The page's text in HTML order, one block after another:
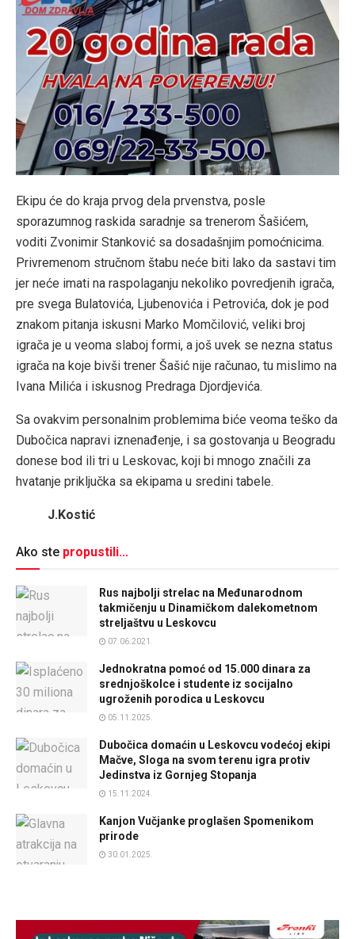
Ekipu će do kraja prvog dela prvenstva, posle
sporazumnog raskida saradnje sa trenerom Šašićem,
voditi Zvonimir Stanković sa dosadašnjim pomoćnicima.
Privremenom stručnom štabu neće biti lako da sastavi tim
jer neće imati na raspolaganju nekoliko povredjenih igrača,
pre svega Bulatovića, Ljubenovića i Petrovića, dok je pod
znakom pitanja iskusni Marko Momčilović, veliki broj
igrača je u veoma slaboj formi, a još uvek se nezna status
igrača na koje bivši trener Šašić nije računao, tu mislimo na
Ivana Milića i iskusnog Predraga Djordjevića.
Sa ovakvim personalnim problemima biće veoma teško da
Dubočica napravi iznenađenje, i sa gostovanja u Beogradu
donese bod ili tri u Leskovac, koji bi mnogo značili za
hvatanje priključka sa ekipama u sredini tabele.
J.Kostić
Ako ste propustili...
Rus najbolji strelac na Međunarodnom
takmičenju u Dinamičkom dalekometnom
streljaštvu u Leskovcu
07.06.2021.
Jednokratna pomoć od 15.000 dinara za
srednjoškolce i studente iz socijalno
ugroženih porodica u Leskovcu
05.11.2025.
Dubočica domaćin u Leskovcu vodećoj ekipi
Mačve, Sloga na svom terenu igra protiv
Jedinstva iz Gornjeg Stopanja
15.11.2024.
Kanjon Vučjanke proglašen Spomenikom
prirode
30.01.2025.